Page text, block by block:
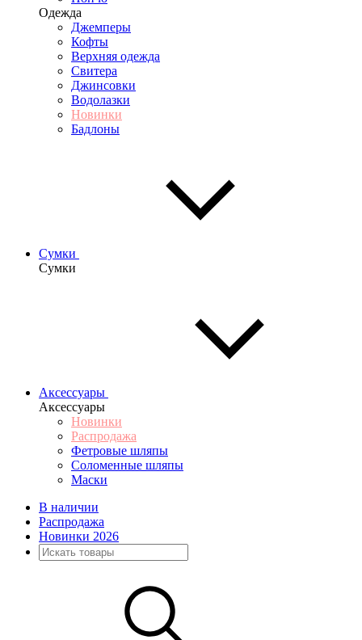
Одежда
Джемперы
Кофты
Верхняя одежда
Свитера
Джинсовки
Водолазки
Новинки
Бадлоны
Сумки
Сумки
Аксессуары
Аксессуары
Новинки
Распродажа
Фетровые шляпы
Соломенные шляпы
Маски
В наличии
Распродажа
Новинки 2026